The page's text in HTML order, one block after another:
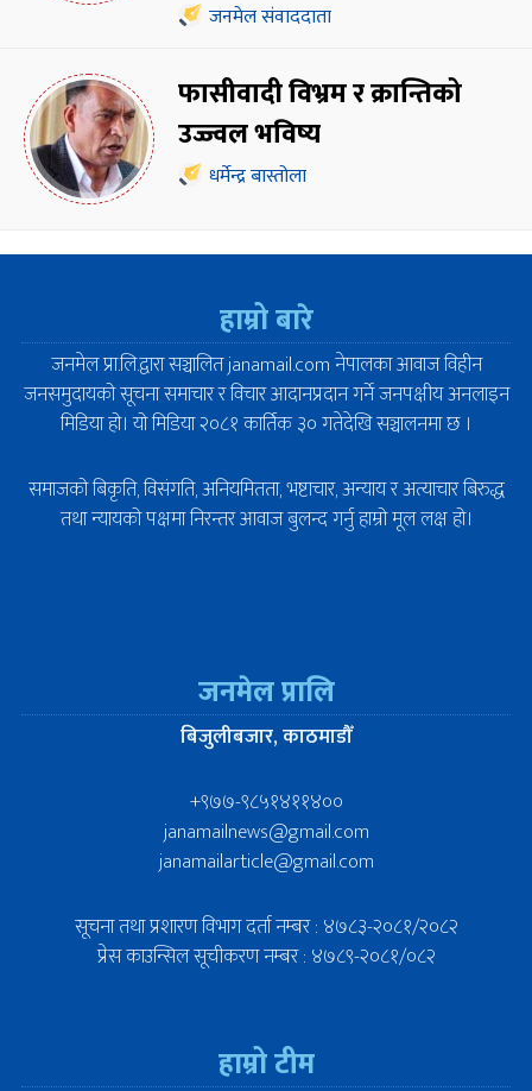
जनमेल संवाददाता
फासीवादी विभ्रम र क्रान्तिको
उज्ज्वल भविष्य
धर्मेन्द्र बास्तोला
हाम्रो बारे
जनमेल प्रा.लि.द्वारा सञ्चालित janamail.com नेपालका आवाज विहीन
जनसमुदायको सूचना समाचार र विचार आदानप्रदान गर्ने जनपक्षीय अनलाइन
मिडिया हो। यो मिडिया २०८१ कार्तिक ३० गतेदेखि सञ्चालनमा छ ।
समाजको बिकृति, विसंगति, अनियमितता, भष्टाचार, अन्याय र अत्याचार बिरुद्ध
तथा न्यायको पक्षमा निरन्तर आवाज बुलन्द गर्नु हाम्रो मूल लक्ष हो।
जनमेल प्रालि
बिजुलीबजार, काठमाडौँ
+९७७-९८५१४११४००
janamailnews@gmail.com
janamailarticle@gmail.com
सूचना तथा प्रशारण विभाग दर्ता नम्बर : ४७८३-२०८१/२०८२
प्रेस काउन्सिल सूचीकरण नम्बर : ४७८९-२०८१/०८२
हाम्रो टीम